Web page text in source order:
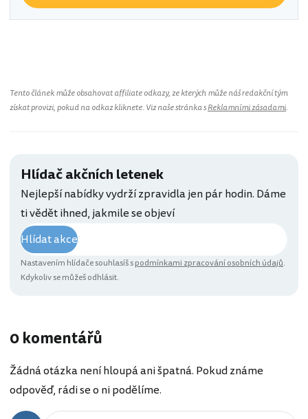
Tento článek může obsahovat affiliate odkazy, ze kterých může náš redakční tým
získat provizi, pokud na odkaz kliknete. Viz naše stránka sReklamními zásadami.
Hlídač akčních letenek
Nejlepší nabídky vydrží zpravidla jen pár hodin. Dáme
ti vědět ihned, jakmile se objeví
Hlídat akce
Nastavením hlídače souhlasíš spodmínkami zpracování osobních údajů.
Kdykoliv se můžeš odhlásit.
0 komentářů
Žádná otázka není hloupá ani špatná. Pokud známe
odpověď, rádi se o ni podělíme.